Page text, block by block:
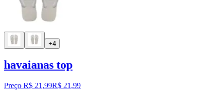
+4
havaianas top
Preço R$ 21,99R$ 21 ,99